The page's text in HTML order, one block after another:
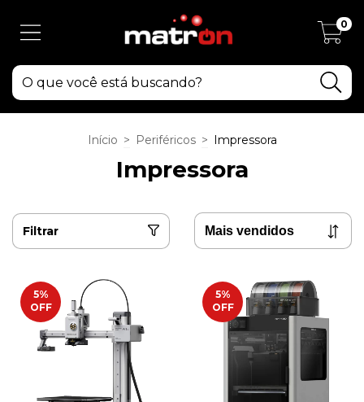
0
Início > Periféricos > Impressora
Impressora
Filtrar
5%
OFF
5%
OFF